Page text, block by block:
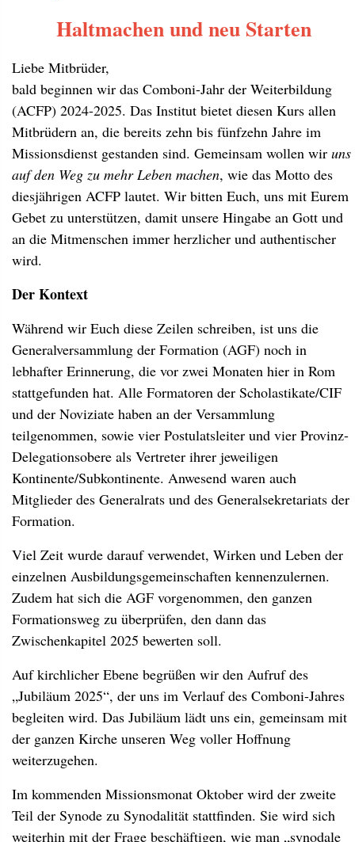
Haltmachen und neu Starten
Liebe Mitbrüder,
bald beginnen wir das Comboni-Jahr der Weiterbildung
(ACFP) 2024-2025. Das Institut bietet diesen Kurs allen
Mitbrüdern an, die bereits zehn bis fünfzehn Jahre im
Missionsdienst gestanden sind. Gemeinsam wollen wir uns
auf den Weg zu mehr Leben machen, wie das Motto des
diesjährigen ACFP lautet. Wir bitten Euch, uns mit Eurem
Gebet zu unterstützen, damit unsere Hingabe an Gott und
an die Mitmenschen immer herzlicher und authentischer
wird.
Der Kontext
Während wir Euch diese Zeilen schreiben, ist uns die
Generalversammlung der Formation (AGF) noch in
lebhafter Erinnerung, die vor zwei Monaten hier in Rom
stattgefunden hat. Alle Formatoren der Scholastikate/CIF
und der Noviziate haben an der Versammlung
teilgenommen, sowie vier Postulatsleiter und vier Provinz-
Delegationsobere als Vertreter ihrer jeweiligen
Kontinente/Subkontinente. Anwesend waren auch
Mitglieder des Generalrats und des Generalsekretariats der
Formation.
Viel Zeit wurde darauf verwendet, Wirken und Leben der
einzelnen Ausbildungsgemeinschaften kennenzulernen.
Zudem hat sich die AGF vorgenommen, den ganzen
Formationsweg zu überprüfen, den dann das
Zwischenkapitel 2025 bewerten soll.
Auf kirchlicher Ebene begrüßen wir den Aufruf des
„Jubiläum 2025“, der uns im Verlauf des Comboni-Jahres
begleiten wird. Das Jubiläum lädt uns ein, gemeinsam mit
der ganzen Kirche unseren Weg voller Hoffnung
weiterzugehen.
Im kommenden Missionsmonat Oktober wird der zweite
Teil der Synode zu Synodalität stattfinden. Sie wird sich
weiterhin mit der Frage beschäftigen, wie man „synodale